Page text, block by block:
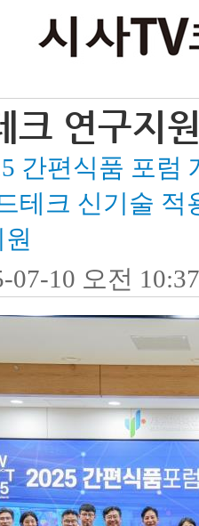
크 연구지
간편식품 포럼
테크 신기술
10 오전